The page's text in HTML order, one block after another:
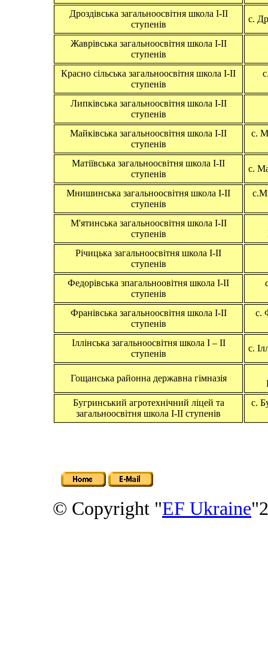
Дроздівська загальноосвітня школа І-ІІ
ступенів
c.
Жаврівська загальноосвітня школа І-ІІ
ступенів
Красно сільська загальноосвітня школа І-ІІ
ступенів
Липківська загальноосвітня школа І-ІІ
ступенів
Майківська загальноосвітня школа І-ІІ
ступенів
c.
Матіївська загальноосвітня школа І-ІІ
ступенів
c.
Мнишинська загальноосвітня школа І-ІІ
ступенів
М'ятинська загальноосвітня школа І-ІІ
ступенів
Річицька загальноосвітня школа І-ІІ
ступенів
Федорівська зпагальноовітня школа І-ІІ
ступенів
Франівська загальноосвітня школа І-ІІ
ступенів
c.
Іллінська загальноосвітня школа І – ІІ
ступенів
c.
Гощанська районна державна гімназія
Бугринський агротехнічний ліцей та
загальноосвітня школа І-ІІ ступенів
c.
© Copyright "EF Ukraine